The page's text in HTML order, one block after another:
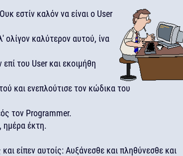
εστίν καλόν να είναι ο User
καλύτερον αυτού, ίνα
του User και εκοιμήθη
και ενεπλούτισε τον κώδικα του
τον Programmer.
ημέρα έκτη.
είπεν αυτοίς: Αυξάνεσθε και πληθύνεσθε και